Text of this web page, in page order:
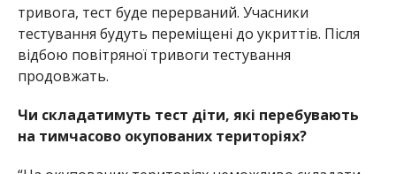
тривога, тест буде перерваний. Учасники
тестування будуть переміщені до укриттів. Після
відбою повітряної тривоги тестування
продовжать.
Чи складатимуть тест діти, які перебувають
на тимчасово окупованих територіях?